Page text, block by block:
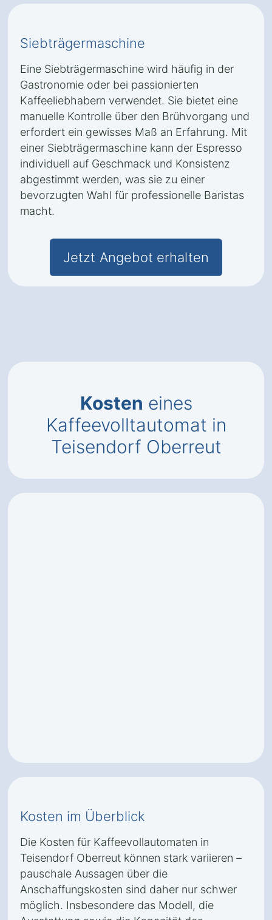
Siebträgermaschine
Eine Siebträgermaschine wird häufig in der
Gastronomie oder bei passionierten
Kaffeeliebhabern verwendet. Sie bietet eine
manuelle Kontrolle über den Brühvorgang und
erfordert ein gewisses Maß an Erfahrung. Mit
einer Siebträgermaschine kann der Espresso
individuell auf Geschmack und Konsistenz
abgestimmt werden, was sie zu einer
bevorzugten Wahl für professionelle Baristas
macht.
Jetzt Angebot erhalten
Kosten eines
Kaffeevolltautomat in
Teisendorf Oberreut
Kosten im Überblick
Die Kosten für Kaffeevollautomaten in
Teisendorf Oberreut können stark variieren –
pauschale Aussagen über die
Anschaffungskosten sind daher nur schwer
möglich. Insbesondere das Modell, die